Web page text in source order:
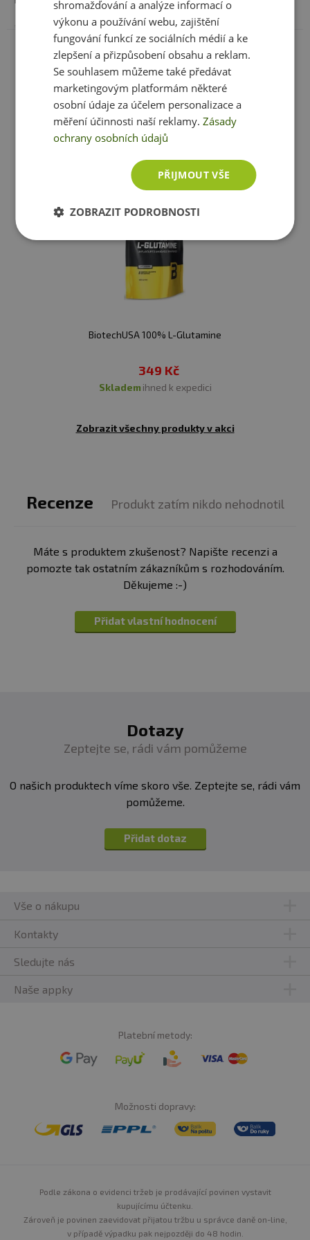
Minimální trvanlivost: Viz. obal
Upozornění: Doplněk stravy. Vhodné zejména pro
sportovce. Není náhradou pestré stravy. Nepřekračujte
doporučené denní dávkování. Ukládejte mimo dosah
dětí! není vhodné pro děti, těhotné a kojící ženy.
Skladujte v suchu a při teplotě do 25 °C. Nevystavujte
přímému slunečnímu záření. Chraňte před mrazem.
produktutučnězvýrazněný.
Upozornění pro alergiky:
Obsahuje méně než 10 ppm siřičitanů. Vyrobeno v
zařízení zpracovávající suroviny z mléka, sóji, pšenice,
vejce, arašídů, ořechů a korýšů.
Zobrazit celé parametry
Ještě jste si nevybrali?
Doporučujeme vám podobné produkty
BiotechUSA 100% L-Glutamine
349 Kč
skladem ihned k expedici
Zobrazit všechny produkty v akci
Recenze Produkt zatím nikdo nehodnotil
Máte s produktem zkušenost? Napište recenzi a
pomozte tak ostatním zákazníkům s rozhodováním.
Děkujeme :-)
Přidat vlastní hodnocení
Dotazy
Zeptejte se, rádi vám pomůžeme
O našich produktech víme skoro vše. Zeptejte se, rádi vám
pomůžeme.
Přidat dotaz
Vše o nákupu
Kontakty
Sledujte nás
Naše appky
Platební metody:
Možnosti dopravy:
Podle zákona o evidenci tržeb je prodávající povinen vystavit
kupujícímu účtenku.
Zároveň je povinen zaevidovat přijatou tržbu u správce daně on-line,
v případě výpadku pak nejpozději do 48 hodin.
shromažďování a analýze informací o
výkonu a používání webu, zajištění
fungování funkcí ze sociálních médií a ke
zlepšení a přizpůsobení obsahu a reklam.
Se souhlasem můžeme také předávat
marketingovým platformám některé
osobní údaje za účelem personalizace a
měření účinnosti naší reklamy.Zásady
ochrany osobních údajů
PŘIJMOUT VŠE
ZOBRAZIT PODROBNOSTI